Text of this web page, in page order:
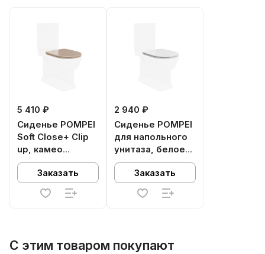
5 410 ₽
Сиденье POMPEI
Soft Сlose+ Clip
up, камео
бежевый
Заказать
2 940 ₽
Сиденье POMPEI
для напольного
унитаза, белое
глянцевое
Заказать
С этим товаром покупают